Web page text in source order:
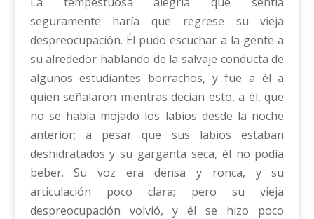
seguramente haría que regrese su vieja
despreocupación. Él pudo escuchar a la gente a
su alrededor hablando de la salvaje conducta de
algunos estudiantes borrachos, y fue a él a
quien señalaron mientras decían esto, a él, que
no se había mojado los labios desde la noche
anterior; a pesar que sus labios estaban
deshidratados y su garganta seca, él no podía
beber. Su voz era densa y ronca, y su
articulación poco clara; pero su vieja
despreocupación volvió, y él se hizo poco